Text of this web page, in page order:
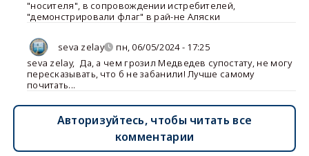
"носителя", в сопровождении истребителей,
"демонстрировали флаг" в рай-не Аляски
seva zelay
пн, 06/05/2024 - 17:25
seva zelay, Да, а чем грозил Медведев супостату, не могу
пересказывать, что б не забанили! Лучше самому
почитать...
Авторизуйтесь, чтобы читать все
комментарии